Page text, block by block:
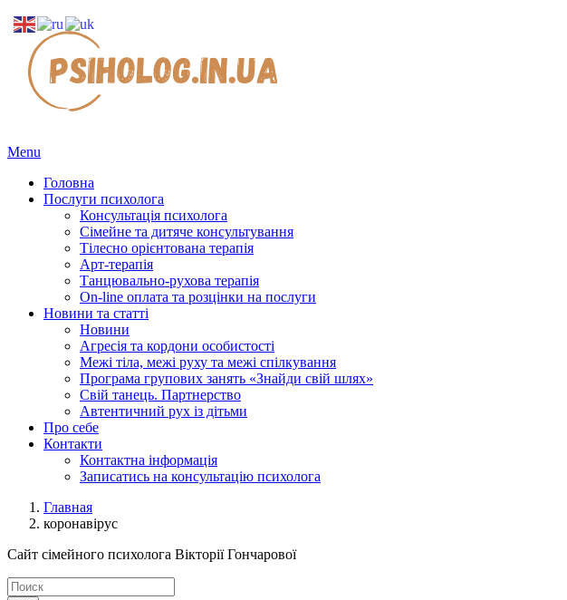
Menu
Головна
Послуги психолога
Консультація психолога
Сімейне та дитяче консультування
Тілесно орієнтована терапія
Арт-терапія
Танцювально-рухова терапія
On-line оплата та розцінки на послуги
Новини та статті
Новини
Агресія та кордони особистості
Межі тіла, межі руху та межі спілкування
Програма групових занять «Знайди свій шлях»
Свій танець. Партнерство
Автентичний рух із дітьми
Про себе
Контакти
Контактна інформація
Записатись на консультацію психолога
Главная
коронавірус
Сайт сімейного психолога Вікторії Гончарової